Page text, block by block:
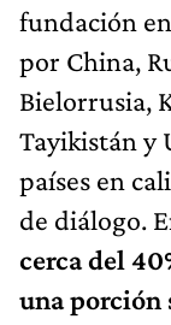
fundación
por China,
Bielorrusia,
Tayikistán y
países en
de diálogo.
cerca del
una porción